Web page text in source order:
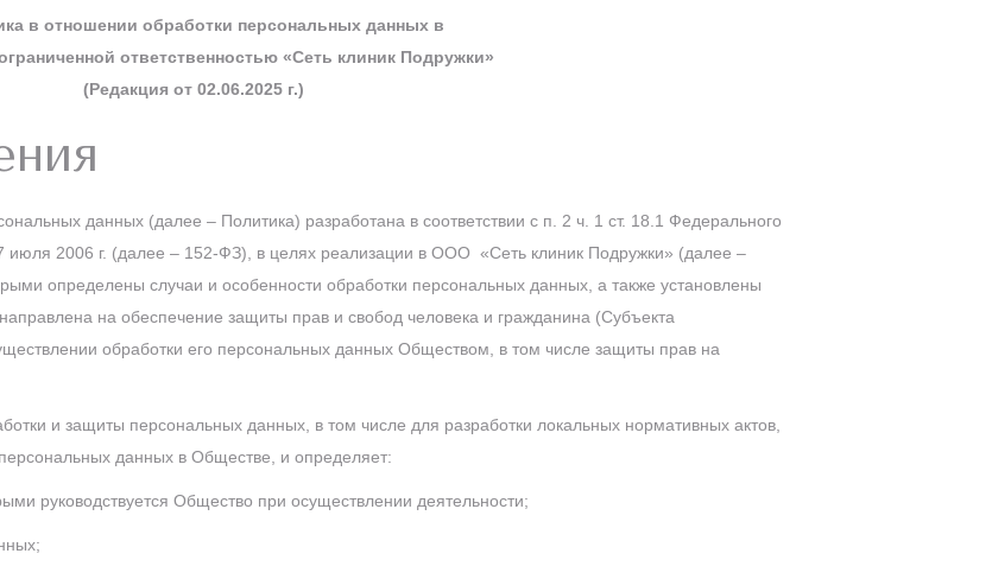
в отношении обработки персональных данных в
ответственностью «Сеть клиник Подружки»
(Редакция от 02.06.2025 г.)
данных (далее – Политика) разработана в соответствии с п. 2 ч. 1 ст. 18.1 Федерального
2006 г. (далее – 152-ФЗ), в целях реализации в ООО «Сеть клиник Подружки» (далее –
определены случаи и особенности обработки персональных данных, а также установлены
на обеспечение защиты прав и свобод человека и гражданина (Субъекта
обработки его персональных данных Обществом, в том числе защиты прав на
и защиты персональных данных, в том числе для разработки локальных нормативных актов,
данных в Обществе, и определяет:
руководствуется Общество при осуществлении деятельности;